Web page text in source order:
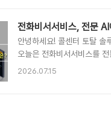
없습니다. 모바일CRM연동
스마트폰 하나로 해결합니다.
모바일CRM연동이란 기존
CRM솔루션을 스마트폰과
어디서든..
부딪히는 벽이 있습니다. 상
벗어나면 콜센터 시스템을
그렇다고 개인 휴대폰으로
관리자는 재택 상담원이 실
전화비서서비스, 전문
안녕하세요! 콜센터 토탈 솔
오늘은 전화비서서비스를
방법에 대해 구체적으로 알아
2026.07.15